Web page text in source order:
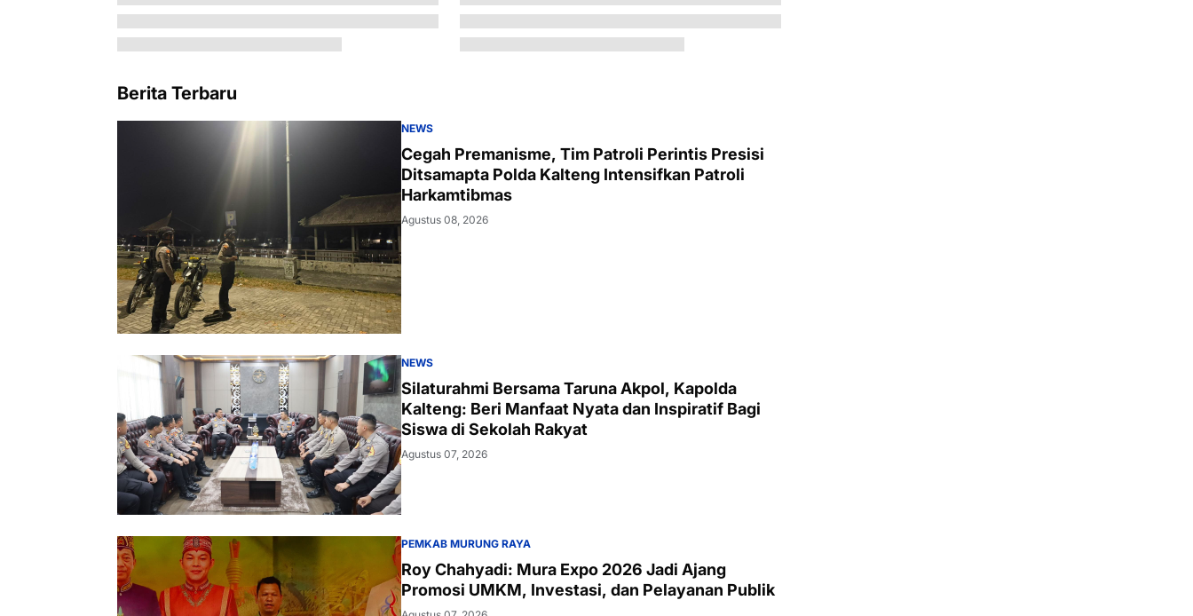
Berita Terbaru
NEWS
Cegah Premanisme, Tim Patroli Perintis Presisi
Ditsamapta Polda Kalteng Intensifkan Patroli
Harkamtibmas
Agustus 08, 2026
NEWS
Silaturahmi Bersama Taruna Akpol, Kapolda
Kalteng: Beri Manfaat Nyata dan Inspiratif Bagi
Siswa di Sekolah Rakyat
Agustus 07, 2026
PEMKAB MURUNG RAYA
Roy Chahyadi: Mura Expo 2026 Jadi Ajang
Promosi UMKM, Investasi, dan Pelayanan Publik